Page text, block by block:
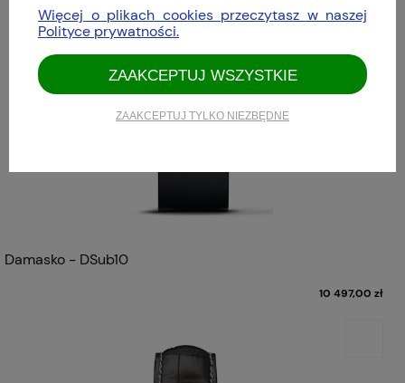
Damasko - DSub10
10 497,00 zł
Więcej o plikach cookies przeczytasz w naszej
Polityce prywatności.
ZAAKCEPTUJ TYLKO NIEZBĘDNE
ZAAKCEPTUJ WSZYSTKIE